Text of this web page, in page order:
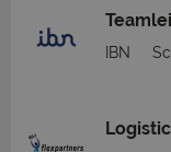
IBN